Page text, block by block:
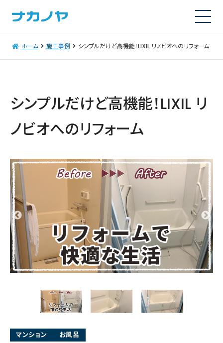
ホーム 施工事例 シンプルだけど高機能！LIXIL リノビオへのリフォーム
シンプルだけど高機能！LIXIL リ
ノビオへのリフォーム
マンション お風呂